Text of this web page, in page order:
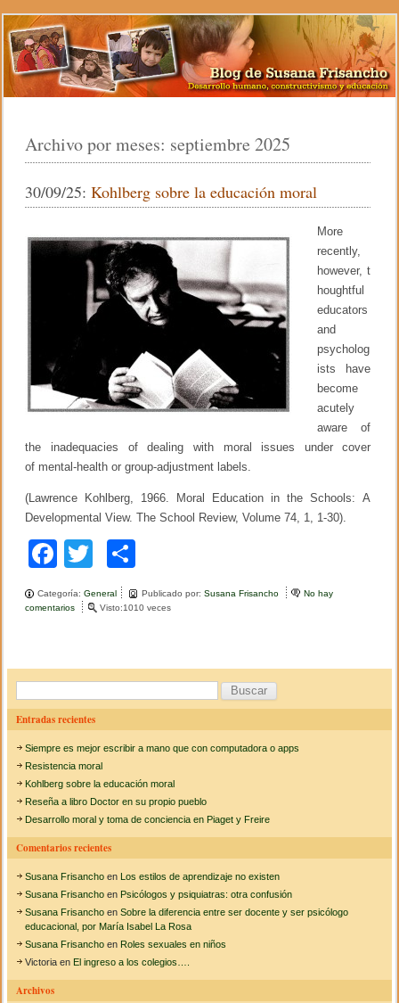
Archivo por meses: septiembre 2025
30/09/25:Kohlberg sobre la educación moral
More
recently,
however, t
houghtful
educators
and
psycholog
ists have
become
acutely
aware of
the inadequacies of dealing with moral issues under cover
of mental-health or group-adjustment labels.
(Lawrence Kohlberg, 1966. Moral Education in the Schools: A
Developmental View. The School Review, Volume 74, 1, 1-30).
F
a
c
b
o
o
k
wi
tt
o
m
ar
tir
Categoría:General Publicado por:Susana Frisancho
No hay
comentarios
e
r
s
o
b
e
l
a
e
u
c
c
ó
n
m
Visto:1010 veces
u
c
a
Entradas recientes
Siempre es mejor escribir a mano que con computadora o apps
Resistencia moral
Kohlberg sobre la educación moral
Reseña a libro Doctor en su propio pueblo
Desarrollo moral y toma de conciencia en Piaget y Freire
Comentarios recientes
Susana Frisancho enLos estilos de aprendizaje no existen
Susana Frisancho enPsicólogos y psiquiatras: otra confusión
Susana Frisancho enSobre la diferencia entre ser docente y ser psicólogo
educacional, por María Isabel La Rosa
Susana Frisancho enRoles sexuales en niños
Victoria enEl ingreso a los colegios….
Archivos